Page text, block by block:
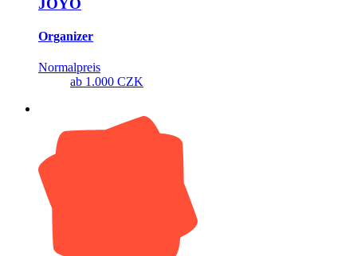
Organizer
Normalpreis
ab 1.000 CZK